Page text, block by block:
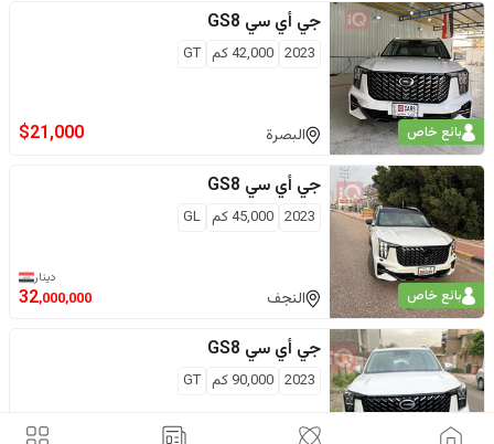
بائع خاص
جي أي سي GS8
2023
42,000كم GT
البصرة $21,000
بائع خاص
جي أي سي GS8
2023
45,000كم GL
النجف
دينار
32,000,000
جي أي سي GS8
2023
90,000 كم GT